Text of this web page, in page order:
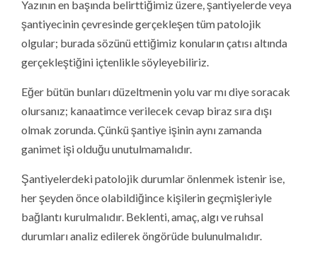
Yazının en başında belirttiğimiz üzere, şantiyelerde veya
şantiyecinin çevresinde gerçekleşen tüm patolojik
olgular; burada sözünü ettiğimiz konuların çatısı altında
gerçekleştiğini içtenlikle söyleyebiliriz.
Eğer bütün bunları düzeltmenin yolu var mı diye soracak
olursanız; kanaatimce verilecek cevap biraz sıra dışı
olmak zorunda. Çünkü şantiye işinin aynı zamanda
ganimet işi olduğu unutulmamalıdır.
Şantiyelerdeki patolojik durumlar önlenmek istenir ise,
her şeyden önce olabildiğince kişilerin geçmişleriyle
bağlantı kurulmalıdır. Beklenti, amaç, algı ve ruhsal
durumları analiz edilerek öngörüde bulunulmalıdır.